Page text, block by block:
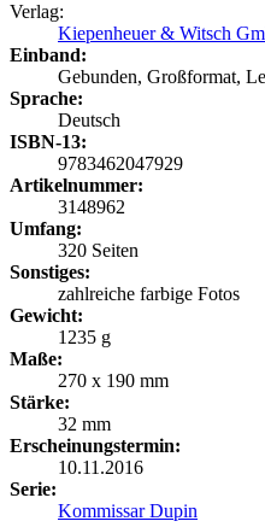
Verlag:
Kiepenheuer & Witsch
Einband:
Gebunden, Großformat,
Sprache:
Deutsch
ISBN-13:
9783462047929
Artikelnummer:
3148962
Umfang:
320 Seiten
Sonstiges:
zahlreiche farbige Fotos
Gewicht:
1235 g
Maße:
270 x 190 mm
Stärke:
32 mm
Erscheinungstermin:
10.11.2016
Serie:
Kommissar Dupin